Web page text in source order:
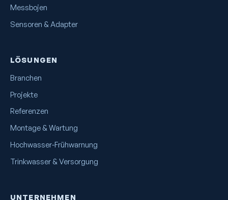
Messbojen
Sensoren & Adapter
LÖSUNGEN
Branchen
Projekte
Referenzen
Montage & Wartung
Hochwasser-Frühwarnung
Trinkwasser & Versorgung
UNTERNEHMEN